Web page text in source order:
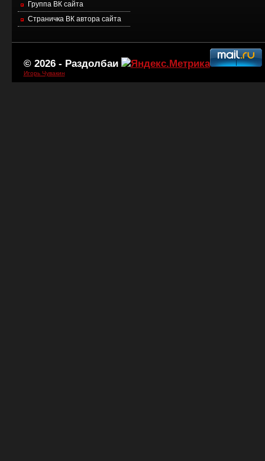
Группа ВК сайта
Страничка ВК автора сайта
© 2026 - Раздолбаи
Игорь Чувакин